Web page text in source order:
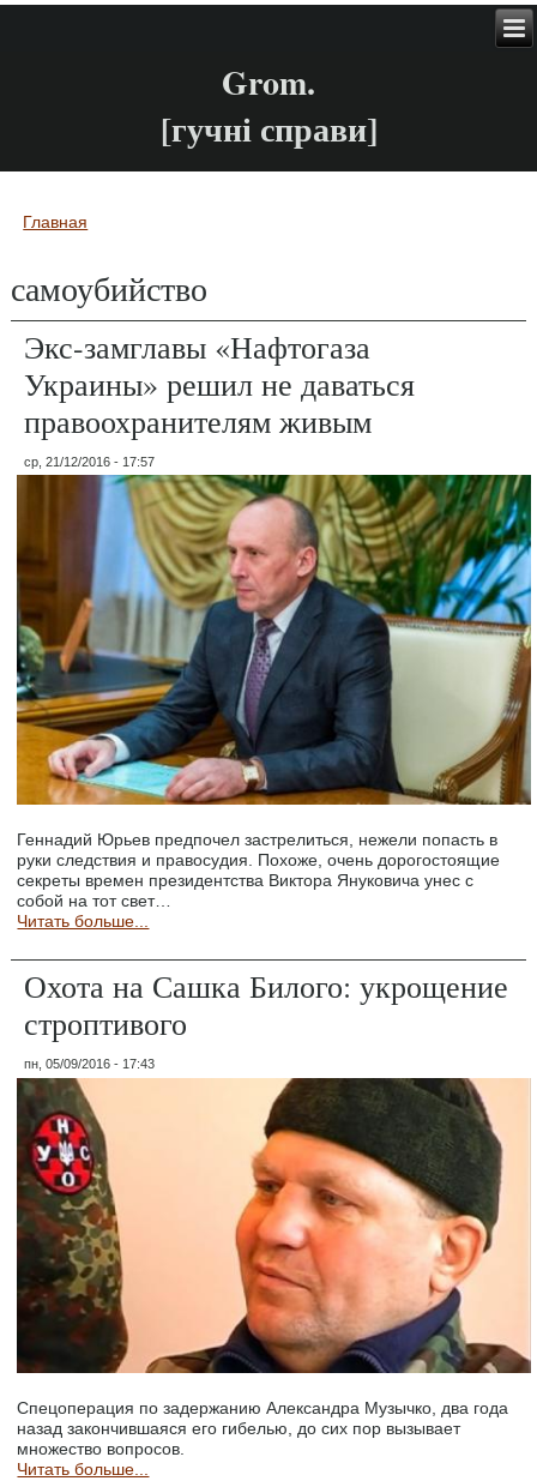
Grom.
[гучні справи]
Вы здесь
Главная
самоубийство
Экс-замглавы «Нафтогаза
Украины» решил не даваться
правоохранителям живым
ср, 21/12/2016 - 17:57
Геннадий Юрьев предпочел застрелиться, нежели попасть в
руки следствия и правосудия. Похоже, очень дорогостоящие
секреты времен президентства Виктора Януковича унес с
собой на тот свет…
Читать больше...
Охота на Сашка Билого: укрощение
строптивого
пн, 05/09/2016 - 17:43
Спецоперация по задержанию Александра Музычко, два года
назад закончившаяся его гибелью, до сих пор вызывает
множество вопросов.
Читать больше...